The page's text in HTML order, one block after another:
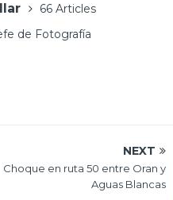
66 Articles
de Fotografía
NEXT
Choque en ruta 50 entre Oran y
Aguas Blancas